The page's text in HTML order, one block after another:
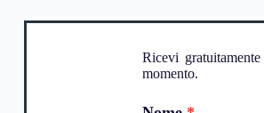
Ricevi
momento.